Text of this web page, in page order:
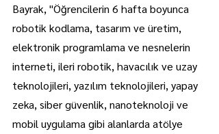
Bayrak, "Öğrencilerin 6 hafta boyunca
robotik kodlama, tasarım ve üretim,
elektronik programlama ve nesnelerin
interneti, ileri robotik, havacılık ve uzay
teknolojileri, yazılım teknolojileri, yapay
zeka, siber güvenlik, nanoteknoloji ve
mobil uygulama gibi alanlarda atölye